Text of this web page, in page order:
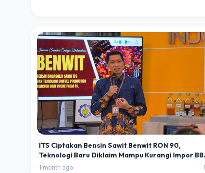
ITS Ciptakan Bensin Sawit Benwit RON 90,
Teknologi Baru Diklaim Mampu Kurangi Impor
Indonesia
1 month ago